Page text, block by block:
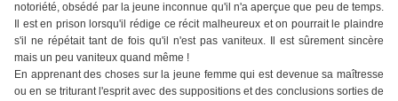
notoriété, obsédé par la jeune inconnue qu'il n'a aperçue que peu de temps.
Il est en prison lorsqu'il rédige ce récit malheureux et on pourrait le plaindre
s'il ne répétait tant de fois qu'il n'est pas vaniteux. Il est sûrement sincère
mais un peu vaniteux quand même !
En apprenant des choses sur la jeune femme qui est devenue sa maîtresse
ou en se triturant l'esprit avec des suppositions et des conclusions sorties de